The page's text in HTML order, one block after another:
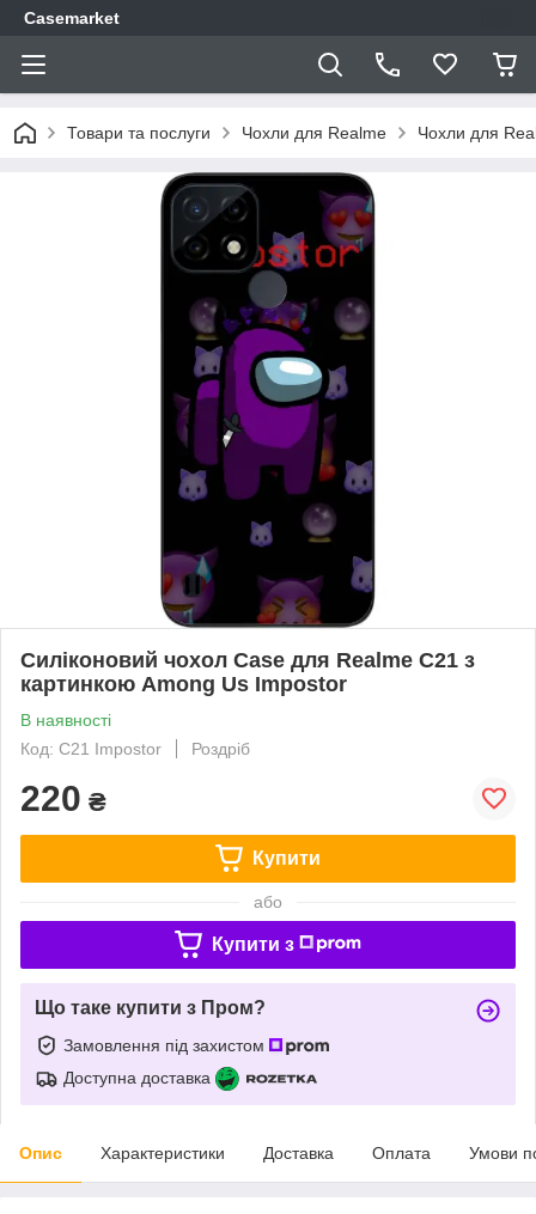
Casemarket
Товари та послуги Чохли для Realme Чохли для
Силіконовий чохол Case для Realme C21 з
картинкою Among Us Impostor
В наявності
Код: C21 Impostor
Роздріб
220 ₴
Купити
або
Купити з
Що таке купити з Пром?
Замовлення під захистом
Доступна доставка
Опис Характеристики Доставка Оплата Умови